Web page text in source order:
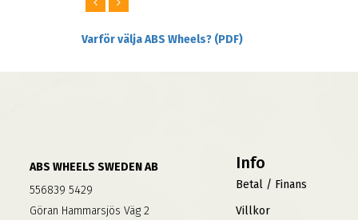
Varför välja ABS Wheels? (PDF)
ABS WHEELS SWEDEN AB
556839 5429
Göran Hammarsjös Väg 2
Info
Betal / Finans
Villkor